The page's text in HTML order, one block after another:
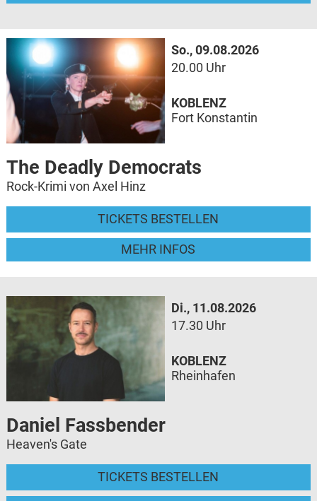
So., 09.08.2026
20.00 Uhr
The Deadly Democrats
Rock-Krimi von Axel Hinz
TICKETS BESTELLEN
MEHR INFOS
KOBLENZ
Fort Konstantin
Di., 11.08.2026
17.30 Uhr
Daniel Fassbender
Heaven's Gate
TICKETS BESTELLEN
KOBLENZ
Rheinhafen